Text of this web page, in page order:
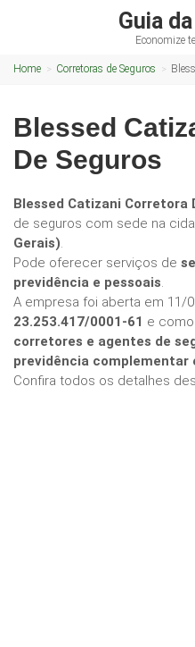
Guia da
Economize
Home Corretoras de Seguros
Blessed
De Seguros
Blessed Catizani Corretora
de seguros com sede na
Gerais).
Pode oferecer serviços de
previdência e pessoais.
A empresa foi aberta em 11/
23.253.417/0001-61 e
corretores e agentes de
previdência complementar
Confira todos os detalhes